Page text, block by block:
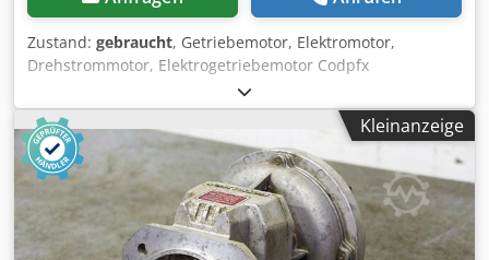
Zustand: gebraucht, Getriebemotor, Elektromotor,
Drehstrommotor, Elektrogetriebemotor Codpfx
Alsikbrfecjha -Hersteller: Bonfigliol, Getriebemotor mit
Bremse -Getriebe: Bonfiglioli Typ MVF 49/P -Drehzahlen:
125 U/min i= 1:24 -Hersteller Motor: Siemens, mit
Haltebremse -Spannung: 170 V -Leistung: 0,59 kW / 3000
U/min -Bauform: B3 Winkel -Welle: beidseitig Ø 18 x 18 mm
-Schutzart: IP 54 -Anzahl: 2x Getriebemotor vorhanden -
Preis: pro Stück -Abmessungen: 450/140/H185 mm -
Gewicht: 15 kg/St.
Kleinanzeige